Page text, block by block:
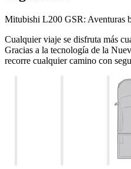
Mitubishi L200 GSR: Aventuras
Cualquier viaje se disfruta más
Gracias a la tecnología de la
recorre cualquier camino con